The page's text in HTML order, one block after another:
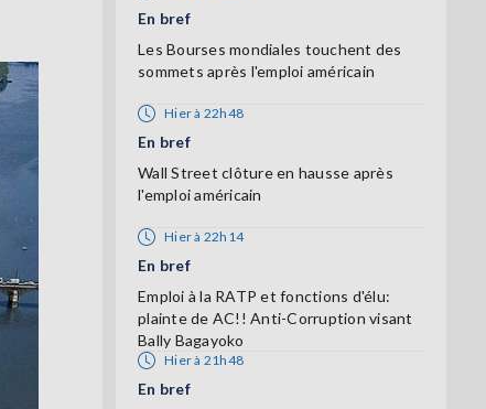
En bref
Les Bourses mondiales touchent des
sommets après l'emploi américain
Hier à 22h48
En bref
Wall Street clôture en hausse après
l'emploi américain
Hier à 22h14
En bref
Emploi à la RATP et fonctions d'élu:
plainte de AC!! Anti-Corruption visant
Bally Bagayoko
Hier à 21h48
En bref